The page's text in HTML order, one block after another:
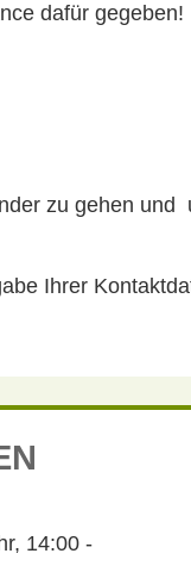
dafür gegeben!
zu gehen und
Ihrer
14:00 -